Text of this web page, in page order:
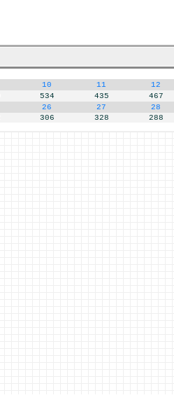
10 11 12
534 435 467
26 27 28
306 328 288